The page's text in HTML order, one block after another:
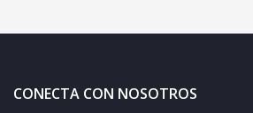
CONECTA CON NOSOTROS